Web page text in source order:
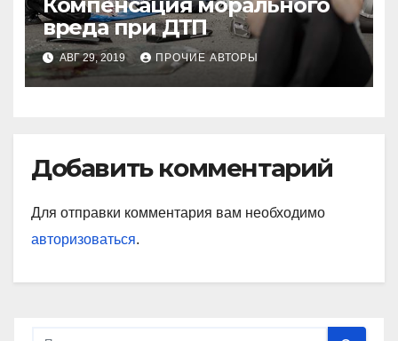
вреда при ДТП
АВГ 29, 2019 ПРОЧИЕ АВТОРЫ
Добавить комментарий
Для отправки комментария вам необходимо
авторизоваться.